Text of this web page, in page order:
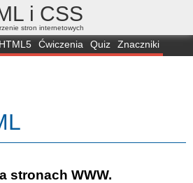
i CSS
stron internetowych
HTML5 Ćwiczenia Quiz
Znaczniki
stronach WWW.